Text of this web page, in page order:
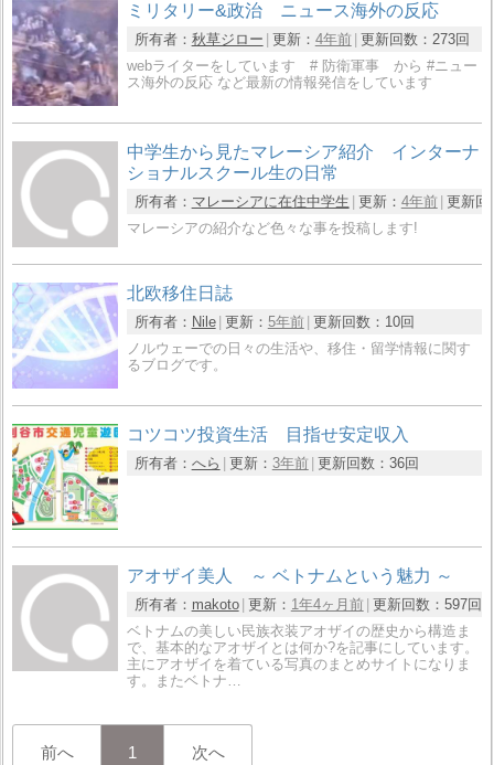
ミリタリー&政治 ニュース海外の反応
所有者： 秋草ジロー 更新： 4年前 更新回数： 273回
webライターをしています # 防衛軍事 から #ニュー
ス海外の反応 など最新の情報発信をしています
中学生から見たマレーシア紹介 インターナ
ショナルスクール生の日常
所有者： マレーシアに在住中学生 更新： 4年前 更新回
マレーシアの紹介など色々な事を投稿します!
北欧移住日誌
所有者： Nile 更新： 5年前 更新回数： 10回
ノルウェーでの日々の生活や、移住・留学情報に関す
るブログです。
コツコツ投資生活 目指せ安定収入
所有者： へら 更新： 3年前 更新回数： 36回
アオザイ美人 ～ ベトナムという魅力 ～
所有者： makoto 更新： 1年4ヶ月前 更新回数： 597回
ベトナムの美しい民族衣装アオザイの歴史から構造ま
で、基本的なアオザイとは何か?を記事にしています。
主にアオザイを着ている写真のまとめサイトになりま
す。またベトナ…
前へ 1 次へ